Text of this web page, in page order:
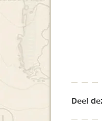
Deel